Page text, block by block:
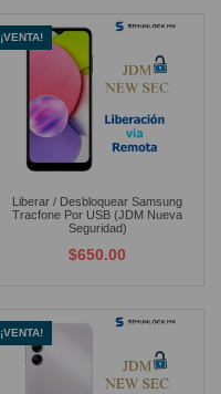
¡VENTA!
Liberar / Desbloquear Samsung
Tracfone Por USB (JDM Nueva
Seguridad)
$650.00
¡VENTA!